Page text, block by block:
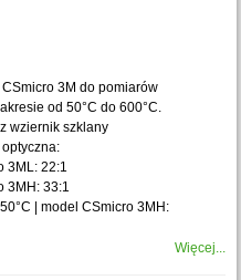
CSmicro 3M do pomiarów
od 50°C do 600°C.
wziernik szklany
3ML: 22:1
3MH: 33:1
| model CSmicro 3MH:
Więcej...